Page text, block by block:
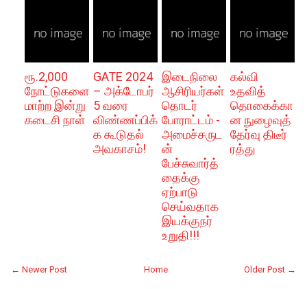
ரூ.2,000
நோட்டுகளை
மாற்ற இன்று
கடைசி நாள்
GATE 2024
– அக்டோபர்
5 வரை
விண்ணப்பிக்
க கூடுதல்
அவகாசம்!
இடைநிலை
ஆசிரியர்கள்
தொடர்
போராட்டம் -
அமைச்சருட
ன்
பேச்சுவார்த்
தைக்கு
ஏற்பாடு
செய்வதாக
இயக்குநர்
உறுதி!!!
கல்வி
உதவித்
தொகைக்கா
ன நுழைவுத்
தேர்வு திடீர்
ரத்து
← Newer Post Older Post →
Home